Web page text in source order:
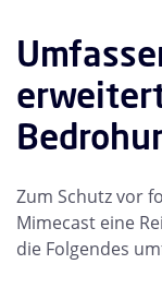
Zum Schutz vor
Mimecast eine
die Folgendes